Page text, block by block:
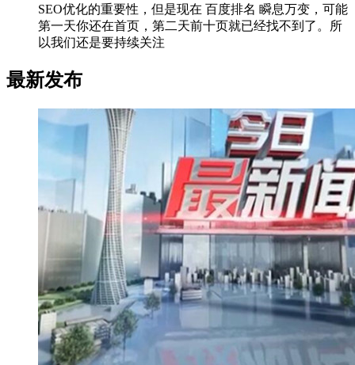
SEO优化的重要性，但是现在 百度排名 瞬息万变，可能
第一天你还在首页，第二天前十页就已经找不到了。所
以我们还是要持续关注
最新发布